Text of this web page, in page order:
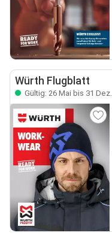
Würth Flugblatt
Gültig: 26 Mai bis 31 Dez.